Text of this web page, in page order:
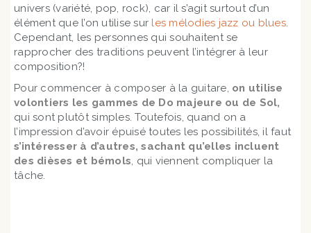
univers (variété, pop, rock), car il s’agit surtout d’un
élément que l’on utilise sur les mélodies jazz ou blues.
Cependant, les personnes qui souhaitent se
rapprocher des traditions peuvent l’intégrer à leur
composition?!
Pour commencer à composer à la guitare, on utilise
volontiers les gammes de Do majeure ou de Sol,
qui sont plutôt simples. Toutefois, quand on a
l’impression d’avoir épuisé toutes les possibilités, il faut
s’intéresser à d’autres, sachant qu’elles incluent
des dièses et bémols, qui viennent compliquer la
tâche.